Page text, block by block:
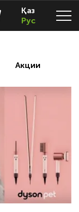
Қаз
Рус
Акции